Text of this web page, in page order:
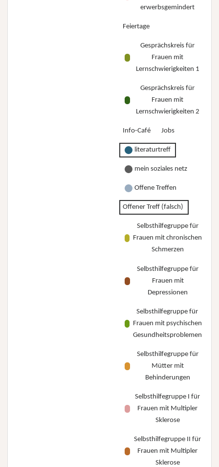
erwerbsgemindert
Feiertage
Gesprächskreis für
Frauen mit
Lernschwierigkeiten 1
Gesprächskreis für
Frauen mit
Lernschwierigkeiten 2
Info-Café Jobs
literaturtreff
mein soziales netz
Offene Treffen
Offener Treff (falsch)
Selbsthilfegruppe für
Frauen mit chronischen
Schmerzen
Selbsthilfegruppe für
Frauen mit
Depressionen
Selbsthilfegruppe für
Frauen mit psychischen
Gesundheitsproblemen
Selbsthilfegruppe für
Mütter mit
Behinderungen
Selbsthilfegruppe I für
Frauen mit Multipler
Sklerose
Selbsthilfegruppe II für
Frauen mit Multipler
Sklerose